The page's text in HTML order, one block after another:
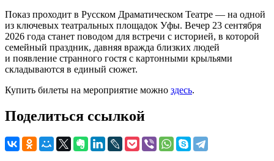
Показ проходит в Русском Драматическом Театре — на одной
из ключевых театральных площадок Уфы. Вечер 23 сентября
2026 года станет поводом для встречи с историей, в которой
семейный праздник, давняя вражда близких людей
и появление странного гостя с картонными крыльями
складываются в единый сюжет.
Купить билеты на мероприятие можно здесь.
Поделиться ссылкой